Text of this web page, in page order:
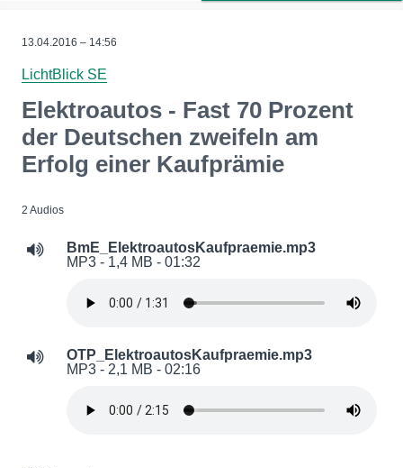
13.04.2016 – 14:56
LichtBlick SE
Elektroautos - Fast 70 Prozent
der Deutschen zweifeln am
Erfolg einer Kaufprämie
2 Audios
BmE_ElektroautosKaufpraemie.mp3
MP3 - 1,4 MB - 01:32
OTP_ElektroautosKaufpraemie.mp3
MP3 - 2,1 MB - 02:16